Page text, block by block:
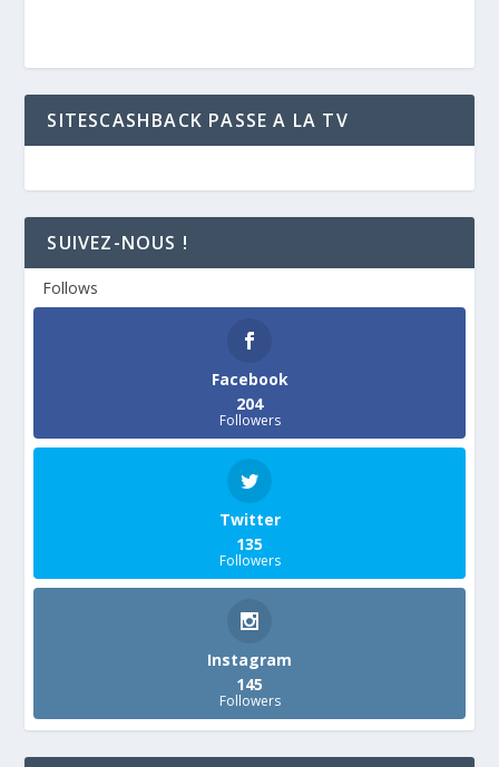
SITESCASHBACK PASSE A LA TV
SUIVEZ-NOUS !
Follows
Facebook
204
Followers
Twitter
135
Followers
Instagram
145
Followers